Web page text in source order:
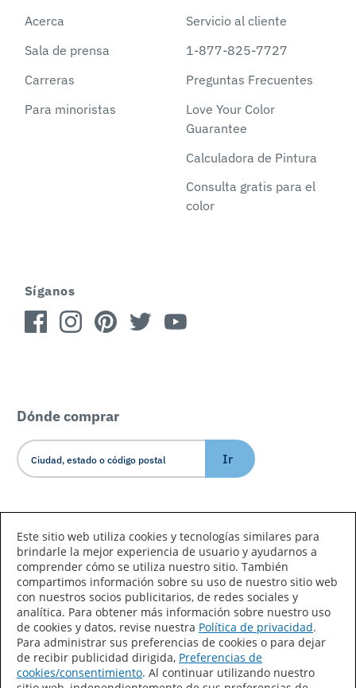
Acerca
Sala de prensa
Carreras
Para minoristas
Servicio al cliente
1-877-825-7727
Preguntas Frecuentes
Love Your Color
Guarantee
Calculadora de Pintura
Consulta gratis para el
color
Síganos
Dónde comprar
Ir
Declaración de accesibilidad
Mapa del sitio
Términos de uso
Privacidad
Este sitio web utiliza cookies y tecnologías similares para
brindarle la mejor experiencia de usuario y ayudarnos a
comprender cómo se utiliza nuestro sitio. También
compartimos información sobre su uso de nuestro sitio web
con nuestros socios publicitarios, de redes sociales y
analítica. Para obtener más información sobre nuestro uso
de cookies y datos, revise nuestra Política de privacidad.
Para administrar sus preferencias de cookies o para dejar
de recibir publicidad dirigida, Preferencias de
cookies/consentimiento. Al continuar utilizando nuestro